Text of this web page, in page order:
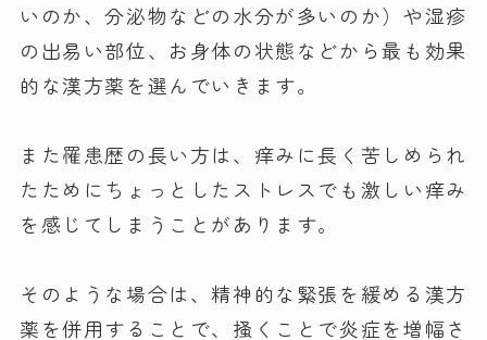
いのか、分泌物などの水分が多いのか）や湿疹
の出易い部位、お身体の状態などから最も効果
的な漢方薬を選んでいきます。
また罹患歴の長い方は、痒みに長く苦しめられ
たためにちょっとしたストレスでも激しい痒み
を感じてしまうことがあります。
そのような場合は、精神的な緊張を緩める漢方
薬を併用することで、掻くことで炎症を増幅さ